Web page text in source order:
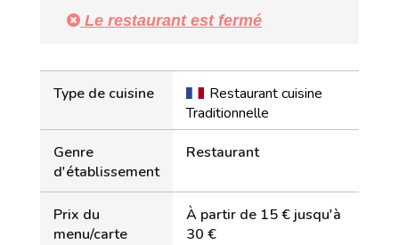
Le restaurant est fermé
Type de cuisine
Restaurant cuisine
Traditionnelle
Genre
d'établissement
Restaurant
Prix du
menu/carte
À partir de 15 € jusqu'à
30 €